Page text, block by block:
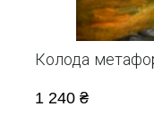
Колода
1 240 ₴